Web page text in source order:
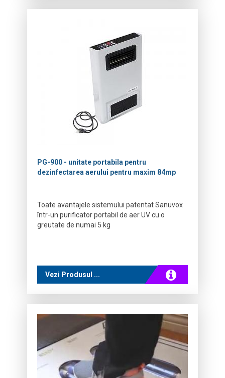
PG-900 - unitate portabila pentru
dezinfectarea aerului pentru maxim 84mp
Toate avantajele sistemului patentat Sanuvox
într-un purificator portabil de aer UV cu o
greutate de numai 5 kg
Vezi Produsul ...